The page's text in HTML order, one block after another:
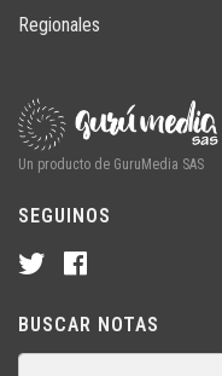
Regionales
Un producto de GuruMedia SAS
SEGUINOS
BUSCAR NOTAS